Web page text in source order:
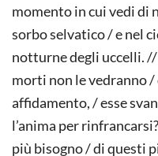
momento in cui vedi di
sorbo selvatico / e nel
notturne degli uccelli.
morti non le vedranno /
affidamento, / esse
l’anima per
più bisogno / di questi